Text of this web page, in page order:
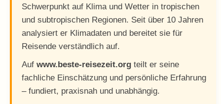
Schwerpunkt auf Klima und Wetter in tropischen
und subtropischen Regionen. Seit über 10 Jahren
analysiert er Klimadaten und bereitet sie für
Reisende verständlich auf.
Auf www.beste-reisezeit.org teilt er seine
fachliche Einschätzung und persönliche Erfahrung
– fundiert, praxisnah und unabhängig.